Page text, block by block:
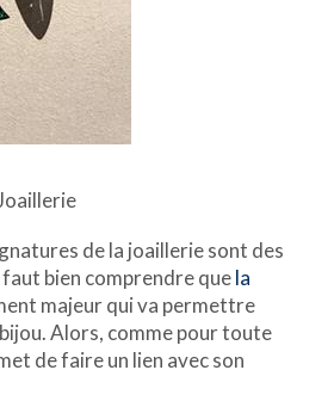
de la joaillerie sont des
bien comprendre quela
majeur qui va permettre
Alors, comme pour toute
de faire un lien avec son